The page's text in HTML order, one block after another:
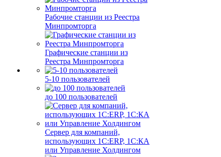
Рабочие станции из Реестра
Минпромторга
Графические станции из
Реестра Минпромторга
5-10 пользователей
до 100 пользователей
Сервер для компаний,
использующих 1C:ERP, 1С:КА
или Управление Холдингом